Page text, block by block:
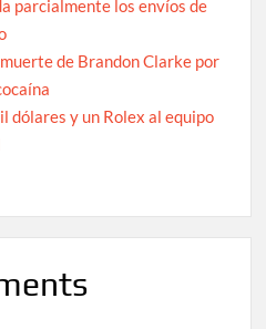
parcialmente los envíos de
de Brandon Clarke por
dólares y un Rolex al equipo